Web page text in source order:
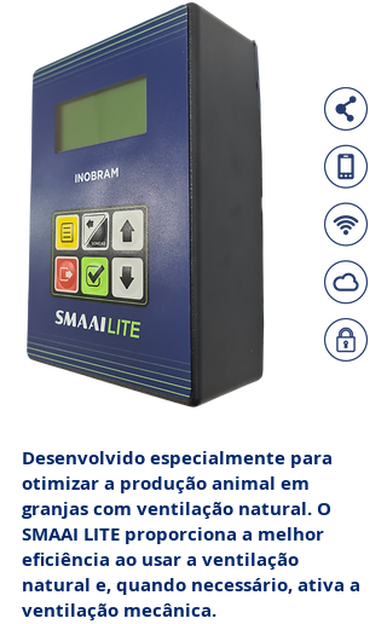
Desenvolvido especialmente para
otimizar a produção animal em
granjas com ventilação natural. O
SMAAI LITE proporciona a melhor
eficiência ao usar a ventilação
natural e, quando necessário, ativa a
ventilação mecânica.